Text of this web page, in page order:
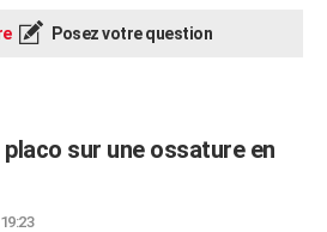
Posez votre question
sur une ossature en